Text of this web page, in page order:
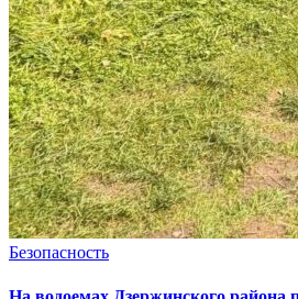
Безопасность